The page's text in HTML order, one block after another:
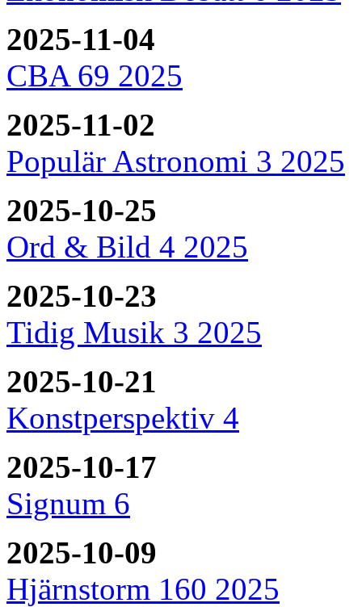
2025-11-04
CBA 69 2025
2025-11-02
Populär Astronomi 3 2025
2025-10-25
Ord & Bild 4 2025
2025-10-23
Tidig Musik 3 2025
2025-10-21
Konstperspektiv 4
2025-10-17
Signum 6
2025-10-09
Hjärnstorm 160 2025